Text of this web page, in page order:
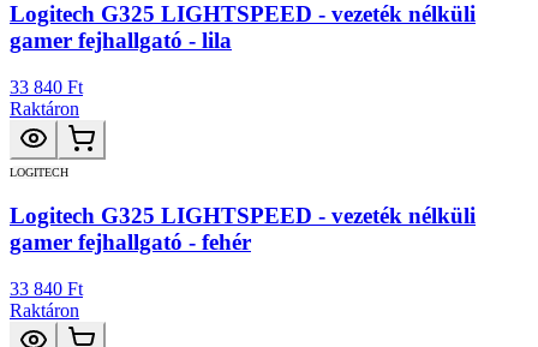
Logitech G325 LIGHTSPEED - vezeték nélküli
gamer fejhallgató - lila
33 840 Ft
Raktáron
LOGITECH
Logitech G325 LIGHTSPEED - vezeték nélküli
gamer fejhallgató - fehér
33 840 Ft
Raktáron